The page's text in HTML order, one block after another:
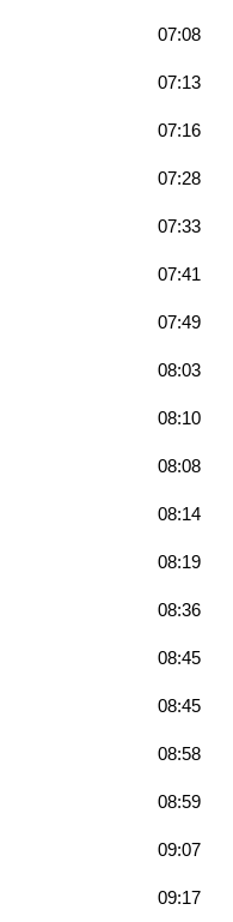
07:08
07:13
07:16
07:28
07:33
07:41
07:49
08:03
08:10
08:08
08:14
08:19
08:36
08:45
08:45
08:58
08:59
09:07
09:17